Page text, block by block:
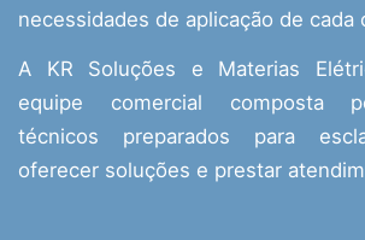
necessidades de aplicação de cada
A KR Soluções e Materias
equipe comercial composta
técnicos preparados para
oferecer soluções e prestar